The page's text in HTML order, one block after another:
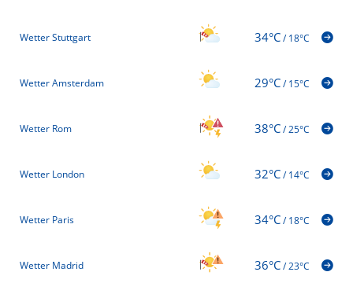
Wetter Stuttgart 34°C/18°C
Wetter Amsterdam 29°C/15°C
Wetter Rom 38°C/25°C
Wetter London 32°C/14°C
Wetter Paris 34°C/18°C
Wetter Madrid 36°C/23°C